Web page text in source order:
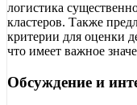
логистика
кластеров. Также
критерии для оценки
что имеет важное
Обсуждение и